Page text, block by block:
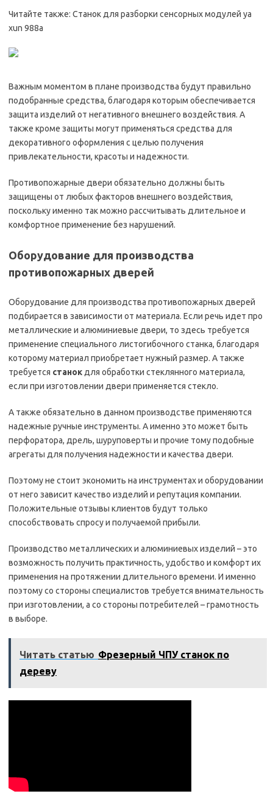
Читайте также: Станок для разборки сенсорных модулей ya
xun 988a
Важным моментом в плане производства будут правильно
подобранные средства, благодаря которым обеспечивается
защита изделий от негативного внешнего воздействия. А
также кроме защиты могут применяться средства для
декоративного оформления с целью получения
привлекательности, красоты и надежности.
Противопожарные двери обязательно должны быть
защищены от любых факторов внешнего воздействия,
поскольку именно так можно рассчитывать длительное и
комфортное применение без нарушений.
Оборудование для производства
противопожарных дверей
Оборудование для производства противопожарных дверей
подбирается в зависимости от материала. Если речь идет про
металлические и алюминиевые двери, то здесь требуется
применение специального листогибочного станка, благодаря
которому материал приобретает нужный размер. А также
требуется станок для обработки стеклянного материала,
если при изготовлении двери применяется стекло.
А также обязательно в данном производстве применяются
надежные ручные инструменты. А именно это может быть
перфоратора, дрель, шуруповерты и прочие тому подобные
агрегаты для получения надежности и качества двери.
Поэтому не стоит экономить на инструментах и оборудовании
от него зависит качество изделий и репутация компании.
Положительные отзывы клиентов будут только
способствовать спросу и получаемой прибыли.
Производство металлических и алюминиевых изделий – это
возможность получить практичность, удобство и комфорт их
применения на протяжении длительного времени. И именно
поэтому со стороны специалистов требуется внимательность
при изготовлении, а со стороны потребителей – грамотность
в выборе.
Читать статью Фрезерный ЧПУ станок по
дереву